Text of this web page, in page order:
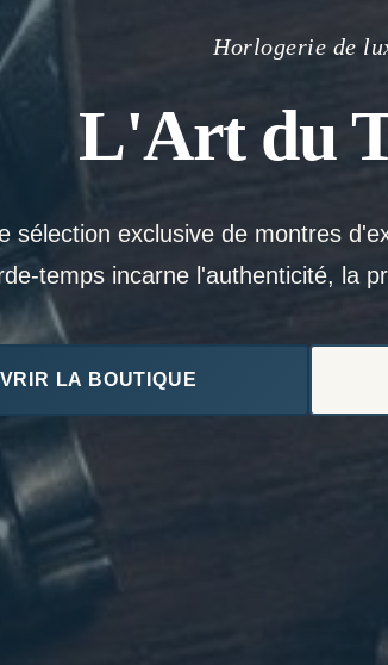
Horlogerie de
L'Art du
sélection exclusive de montres
temps incarne l'authenticité, la
LA BOUTIQUE